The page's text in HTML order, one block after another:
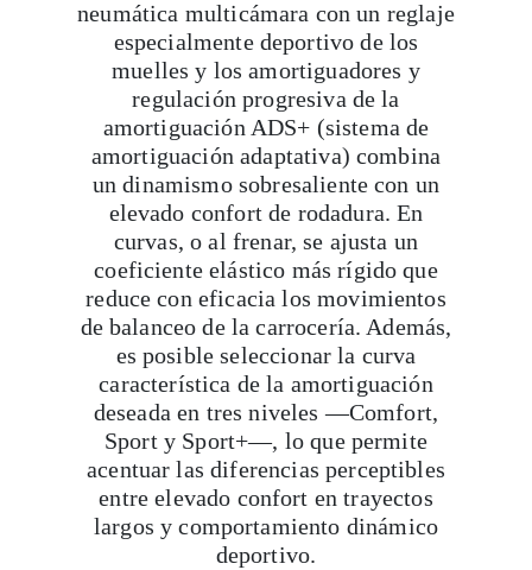
neumática multicámara con un reglaje
especialmente deportivo de los
muelles y los amortiguadores y
regulación progresiva de la
amortiguación ADS+ (sistema de
amortiguación adaptativa) combina
un dinamismo sobresaliente con un
elevado confort de rodadura. En
curvas, o al frenar, se ajusta un
coeficiente elástico más rígido que
reduce con eficacia los movimientos
de balanceo de la carrocería. Además,
es posible seleccionar la curva
característica de la amortiguación
deseada en tres niveles —Comfort,
Sport y Sport+—, lo que permite
acentuar las diferencias perceptibles
entre elevado confort en trayectos
largos y comportamiento dinámico
deportivo.
Viaja con Travesías, recibe cada semana
itinerarios, tips de insider y las guías más